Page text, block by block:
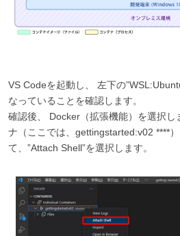
VS Codeを起動し、 左下の
なっていることを確認します。
確認後、 Docker（拡張機能）を選択し
ナ（ここでは、gettingstarted:v02 ****
て、”Attach Shell”を選択します。